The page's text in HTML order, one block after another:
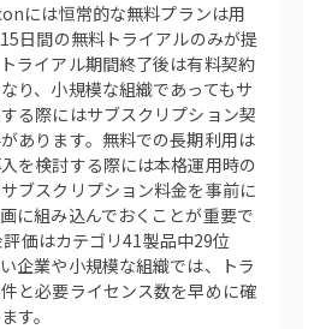
には恒常的な無料プランは用
日間の無料トライアルのみが提
ライアル期間終了後は有料契約
り、小規模な組織であってもサ
る際にはサブスクリプション契
あります。無料での長期利用は
を検討する際には本格運用時の
ブスクリプション料金を事前に
に組み込んでおくことが重要で
価はカテゴリ41製品中29位
企業や小規模な組織では、トラ
と必要ライセンス数を早めに確
す。